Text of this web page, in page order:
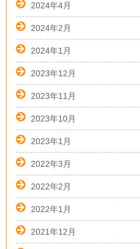
2024年4月
2024年2月
2024年1月
2023年12月
2023年11月
2023年10月
2023年1月
2022年3月
2022年2月
2022年1月
2021年12月